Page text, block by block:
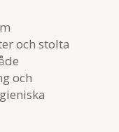
och stolta
och